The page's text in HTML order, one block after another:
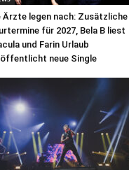
Ärzte legen nach: Zusätzliche
für 2027, Bela B liest
und Farin Urlaub
neue Single